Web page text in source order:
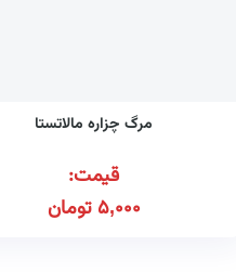
مرگ چزاره مالاتستا
قیمت:
5,000 تومان